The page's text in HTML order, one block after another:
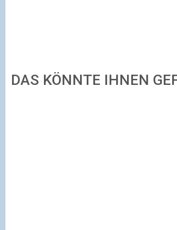
DAS KÖNNTE IHNEN